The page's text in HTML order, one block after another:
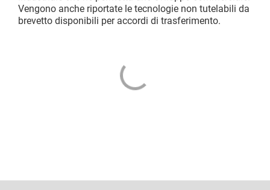
Vengono anche riportate le tecnologie non tutelabili da
brevetto disponibili per accordi di trasferimento.